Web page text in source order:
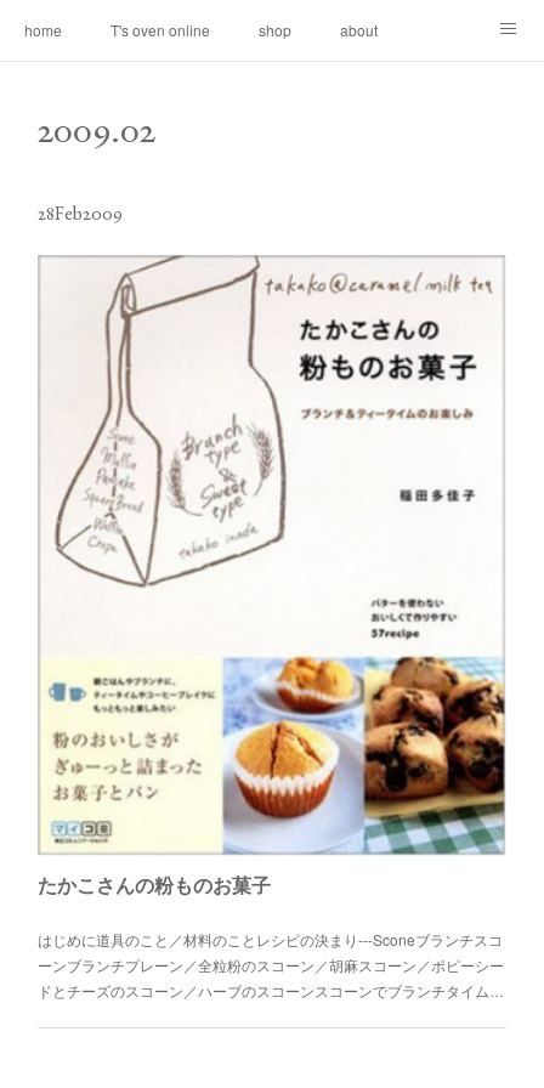
home T's oven online shop about
2009.02
28Feb2009
たかこさんの粉ものお菓子
はじめに道具のこと／材料のことレシピの決まり---Sconeブランチスコ
ーンブランチプレーン／全粒粉のスコーン／胡麻スコーン／ポピーシー
ドとチーズのスコーン／ハーブのスコーンスコーンでブランチタイム…